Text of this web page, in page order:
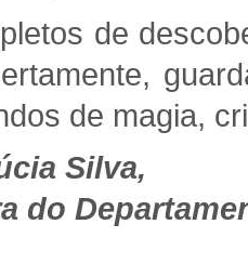
de
de magia,
Silva,
do